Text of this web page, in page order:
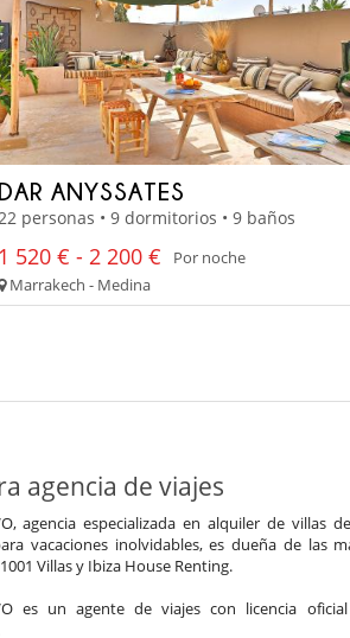
DAR ANYSSATES
personas • 9 dormitorios • 9 baños
1 520 € - 2 200 €
Por noche
Marrakech - Medina
agencia de viajes
agencia especializada en alquiler de villas
vacaciones inolvidables, es dueña de las
Villas y Ibiza House Renting.
es un agente de viajes con licencia